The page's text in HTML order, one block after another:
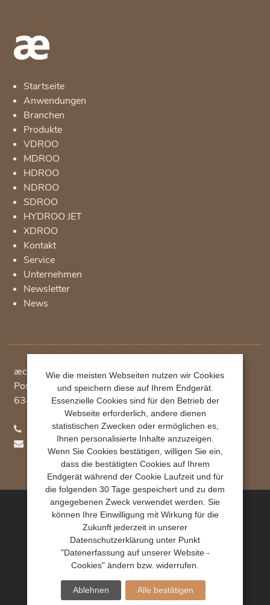
Startseite
Anwendungen
Branchen
Produkte
VDROO
MDROO
HDROO
NDROO
SDROO
HYDROO JET
XDROO
Kontakt
Service
Unternehmen
Newsletter
News
æcht Vertriebsgesellschaft mbH
Postfach 1234
63402
Hanau
+49 (0)69 348 790 780
hydroo(at)aecht.net
æcht Vertriebsgesellschaft mbH 2023
IMPRESSUM
COPYRIGHT
Wie die meisten Webseiten nutzen wir Cookies
und speichern diese auf Ihrem Endgerät.
Essenzielle Cookies sind für den Betrieb der
Webseite erforderlich, andere dienen
statistischen Zwecken oder ermöglichen es,
Ihnen personalisierte Inhalte anzuzeigen.
Wenn Sie Cookies bestätigen, willigen Sie ein,
dass die bestätigten Cookies auf Ihrem
Endgerät während der Cookie Laufzeit und für
die folgenden 30 Tage gespeichert und zu dem
angegebenen Zweck verwendet werden. Sie
können Ihre Einwilligung mit Wirkung für die
Zukunft jederzeit in unserer
Datenschutzerklärung unter Punkt
"Datenerfassung auf unserer Website -
Cookies" ändern bzw. widerrufen.
Ablehnen Alle bestätigen